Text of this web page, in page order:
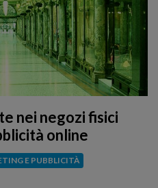
nei negozi fisici
online
E PUBBLICITÀ